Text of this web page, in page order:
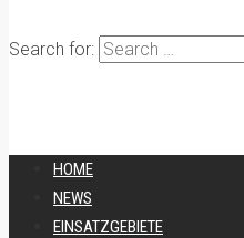
Search for:
HOME
NEWS
EINSATZGEBIETE